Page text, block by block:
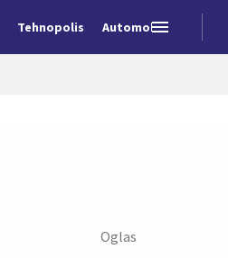
Tehnopolis Automobili